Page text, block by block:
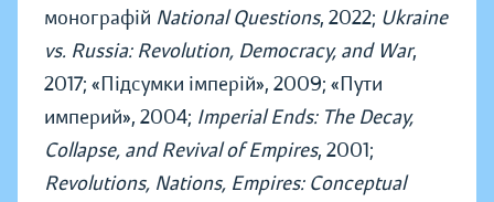
монографій National Questions, 2022; Ukraine
vs. Russia: Revolution, Democracy, and War,
2017; «Підсумки імперій», 2009; «Пути
империй», 2004; Imperial Ends: The Decay,
Collapse, and Revival of Empires, 2001;
Revolutions, Nations, Empires: Conceptual